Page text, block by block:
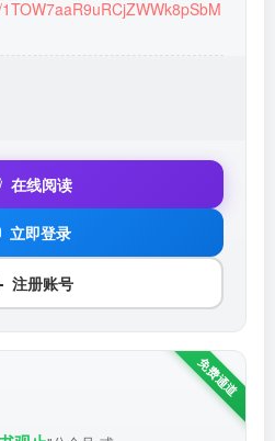
在线阅读
立即登录
注册账号